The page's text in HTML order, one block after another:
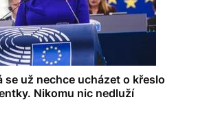
se už nechce ucházet o křeslo
Nikomu nic nedluží